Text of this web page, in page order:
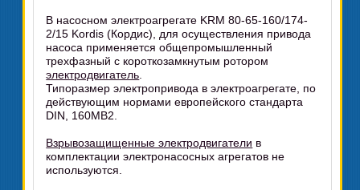
В насосном электроагрегате KRM 80-65-160/174-
2/15 Kordis (Кордис), для осуществления привода
насоса применяется общепромышленный
трехфазный с короткозамкнутым ротором
электродвигатель
Типоразмер электропривода в электроагрегате, по
действующим нормами европейского стандарта
DIN, 160MB2.
Взрывозащищенные электродвигатели в
комплектации электронасосных агрегатов не
используются.